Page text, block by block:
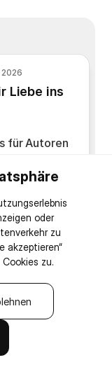
2026
Liebe ins
für Autoren
für die
und
werden
Journaling
oder
zu
akzeptieren“
zu.